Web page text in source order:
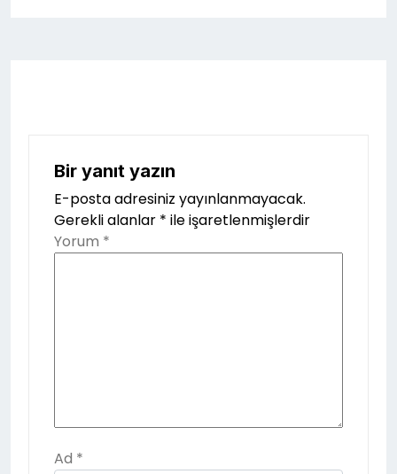
Bir yanıt yazın
E-posta adresiniz yayınlanmayacak.
Gerekli alanlar * ile işaretlenmişlerdir
Yorum *
Ad *